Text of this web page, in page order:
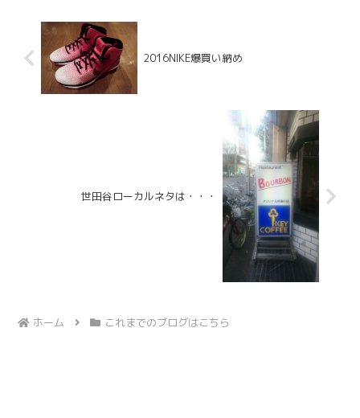
2016NIKE爆買い納め
世田谷ローカルネタは・・・
ホーム これまでのブログはこちら